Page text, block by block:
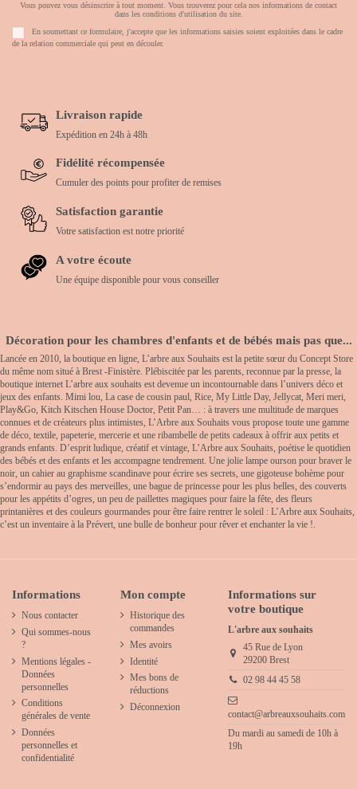
Vous pouvez vous désinscrire à tout moment. Vous trouverez pour cela nos informations de contact
dans les conditions d'utilisation du site.
En soumettant ce formulaire, j'accepte que les informations saisies soient exploitées dans le cadre
de la relation commerciale qui peut en découler.
Livraison rapide
Expédition en 24h à 48h
Fidélité récompensée
Cumuler des points pour profiter de remises
Satisfaction garantie
Votre satisfaction est notre priorité
A votre écoute
Une équipe disponible pour vous conseiller
Décoration pour les chambres d'enfants et de bébés mais pas que...
Lancée en 2010, la boutique en ligne, L’arbre aux Souhaits est la petite sœur du Concept Store
du même nom situé à Brest -Finistère. Plébiscitée par les parents, reconnue par la presse, la
boutique internet L’arbre aux souhaits est devenue un incontournable dans l’univers déco et
jeux des enfants. Mimi lou, La case de cousin paul, Rice, My Little Day, Jellycat, Meri meri,
Play&Go, Kitch Kitschen House Doctor, Petit Pan… : à travers une multitude de marques
connues et de créateurs plus intimistes, L’Arbre aux Souhaits vous propose toute une gamme
de déco, textile, papeterie, mercerie et une ribambelle de petits cadeaux à offrir aux petits et
grands enfants. D’esprit ludique, créatif et vintage, L’Arbre aux Souhaits, poétise le quotidien
des bébés et des enfants et les accompagne tendrement. Une jolie lampe ourson pour braver le
noir, un cahier au graphisme scandinave pour écrire ses secrets, une gigoteuse bohème pour
s’endormir au pays des merveilles, une bague de princesse pour les plus belles, des couverts
pour les appétits d’ogres, un peu de paillettes magiques pour faire la fête, des fleurs
printanières et des couleurs gourmandes pour être faire rentrer le soleil : L’Arbre aux Souhaits,
c’est un inventaire à la Prévert, une bulle de bonheur pour rêver et enchanter la vie !.
Informations
Nous contacter
Qui sommes-nous
?
Mentions légales -
Données
personnelles
Conditions
générales de vente
Données
personnelles et
confidentialité
Mon compte
Historique des
commandes
Mes avoirs
Identité
Mes bons de
réductions
Déconnexion
Informations sur
votre boutique
L'arbre aux souhaits
45 Rue de Lyon
29200 Brest
02 98 44 45 58
contact@arbreauxsouhaits.com
Du mardi au samedi de 10h à
19h